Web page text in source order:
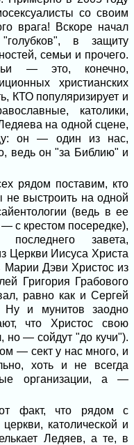
со своим
врага! Вскоре начал
в защиту
семьи и прочего.
— это, конечно,
христианских
КТО популяризирует и
католики,
на одной сцене,
он — один из нас,
ведь он "за Библию" и
рядом поставим, кто
не выстроить на одной
(ведь в ее
с крестом посередке),
завета,
Церкви Иисуса Христа
Марии Дэви Христос из
Григория Грабового
равно как и Сергей
и мунитов заодно
что Христос свою
— сойдут "до кучи").
— сект у нас много, и
хоть и не всегда
организации, а —
факт, что рядом с
католической и
Ледяев, а те, в